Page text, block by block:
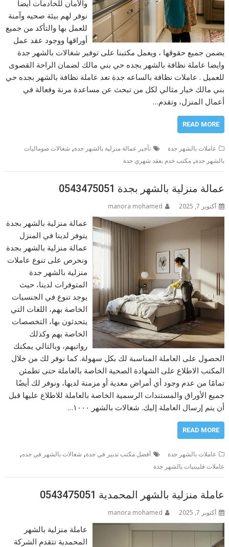
والأمان للخادمات أيضا
نوفر لهم بيئة صحيه وآمنة
للعمل بها والتأكد من جميع
أوراقها ووجود عقد عمل
يضمن جميع حقوقها ، ويعمل مكتبنا على توفير شغالات بالشهر جدة
وايضا عاملة نظافة بالشهر بجده حي بني مالك لضمان الراحة القصوى
للعميل . عاملات نظافة بالساعه جدة تعد عاملة نظافة بالشهر بجده حي
بني مالك خيار مثالي لكل من تبحث عن مساعدة مرنة وفعالة في
أعمال المنزل، وتقدم…
READ MORE
عاملات بالشهر جدة تأجير عمالة منزلية بالشهر جدة, شغالات صوماليات
بالشهر جدة,مكتب خدم بعقد شهري جدة
عمالة منزلية بالشهر بجدة 0543475051
أكتوبر 7, 2025 manora mohamed
عمالة منزلية بالشهر بجدة
يتوفر لدينا في المنزل
عمالة منزلية بالشهر بجدة
ونحرص على تنوع عاملات
منزلية بالشهر جدة
المتوفرات لدينا، حيث
يوجد تنوع في الجنسيات
الخاصة بهم، اللغات التي
يتحدثون بها، التخصصات
الخاصة بهم وكذلك
رواتبهم، وبالتالي يمكنك
الحصول على العاملة المناسبة لك بكل سهولة. كما نوفر لك من خلال
المكتب الاطلاع على الشهادة الصحية الخاصة بالعاملة حتى تطمئن
تمامًا من عدم وجود أي أمراض معدية أو مزمنة لديها، ونوفر لك أيضًا
جميع الأوراق والمستندات الرسمية الخاصة بالعاملة للاطلاع عليها قبل
أن يتم إرسال العاملة إليك. شغالات بالشهر ١٠٠٠…
READ MORE
عاملات بالشهر جدة أفضل مكتب تدبير في جدة, شغالات بالشهر في جده,
عاملات فلبينيات بالشهر جدة
عاملة منزلية بالشهر المحمدية 0543475051
أكتوبر 7, 2025 manora mohamed
عاملة منزلية بالشهر
المحمدية تتقدم الشركة